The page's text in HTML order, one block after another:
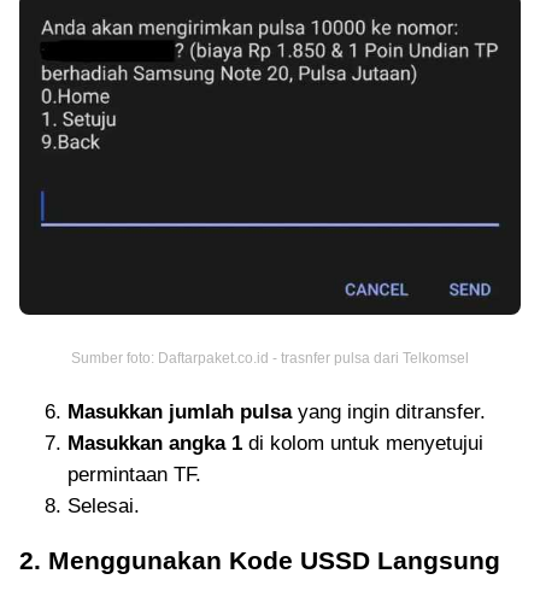
Sumber foto: Daftarpaket.co.id - trasnfer pulsa dari Telkomsel
Masukkan jumlah pulsayang ingin ditransfer.
Masukkan angka 1 di kolom untuk menyetujui
permintaan TF.
Selesai.
2. Menggunakan Kode USSD Langsung